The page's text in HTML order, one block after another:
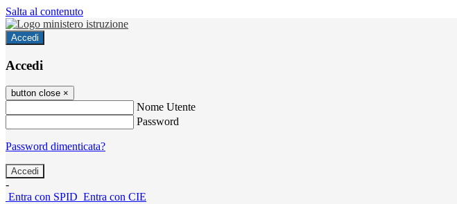
Salta al contenuto
Accedi
Accedi
button close ×
Nome Utente
Password
Password dimenticata?
-
Entra con SPID Entra con CIE